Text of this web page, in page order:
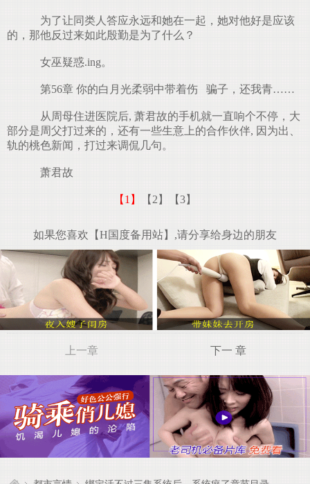
为了让同类人答应永远和她在一起，她对他好是应该
的，那他反过来如此殷勤是为了什么？
女巫疑惑.ing。
第56章 你的白月光柔弱中带着伤 骗子，还我青……
从周母住进医院后, 萧君故的手机就一直响个不停，大
部分是周父打过来的，还有一些生意上的合作伙伴, 因为出、
轨的桃色新闻，打过来调侃几句。
萧君故
【1】 【2】 【3】
如果您喜欢【H国度备用站】,请分享给身边的朋友
上一章 下一 章